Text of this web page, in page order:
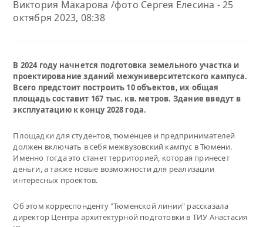
Виктория Макарова /фото Сергея Елесина - 25
октября 2023, 08:38
В 2024 году начнется подготовка земельного участка и
проектирование зданий межуниверситетского кампуса.
Всего предстоит построить 10 объектов, их общая
площадь составит 167 тыс. кв. метров. Здание введут в
эксплуатацию к концу 2028 года.
Площадки для студентов, тюменцев и предпринимателей
должен включать в себя межвузовский кампус в Тюмени.
Именно тогда это станет территорией, которая принесет
деньги, а также новые возможности для реализации
интересных проектов.
Об этом корреспонденту "Тюменской линии" рассказала
директор Центра архитектурной подготовки в ТИУ Анастасия